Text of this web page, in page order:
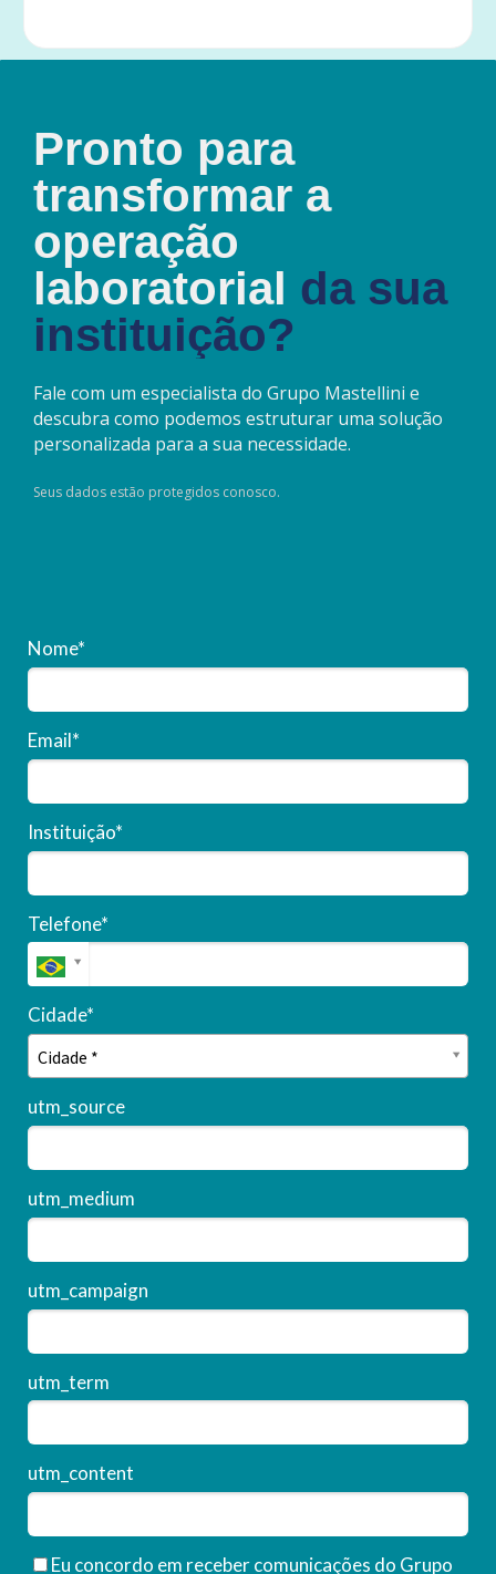
Pronto para
transformar a
operação
laboratorial da sua
instituição?
Fale com um especialista do Grupo Mastellini e
descubra como podemos estruturar uma solução
personalizada para a sua necessidade.
Seus dados estão protegidos conosco.
Nome*
Email*
Instituição*
Telefone*
Cidade*
Cidade *
Cidade*
utm_source
utm_medium
utm_campaign
utm_term
utm_content
Eu concordo em receber comunicações do Grupo